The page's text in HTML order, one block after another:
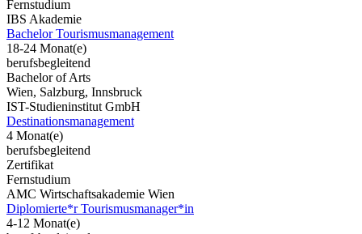
Fernstudium
IBS Akademie
Bachelor Tourismusmanagement
18-24 Monat(e)
berufsbegleitend
Bachelor of Arts
Wien, Salzburg, Innsbruck
IST-Studieninstitut GmbH
Destinationsmanagement
4 Monat(e)
berufsbegleitend
Zertifikat
Fernstudium
AMC Wirtschaftsakademie Wien
Diplomierte*r Tourismusmanager*in
4-12 Monat(e)